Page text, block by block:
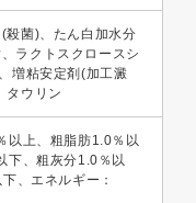
殺菌)、たん白加水分
ラクトスクロースシ
増粘安定剤(加工澱
タウリン
以上、粗脂肪1.0％以
下、粗灰分1.0％以
、エネルギー：